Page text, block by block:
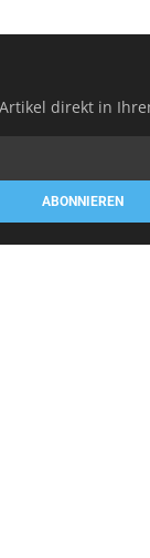
direkt in
ABONNIEREN